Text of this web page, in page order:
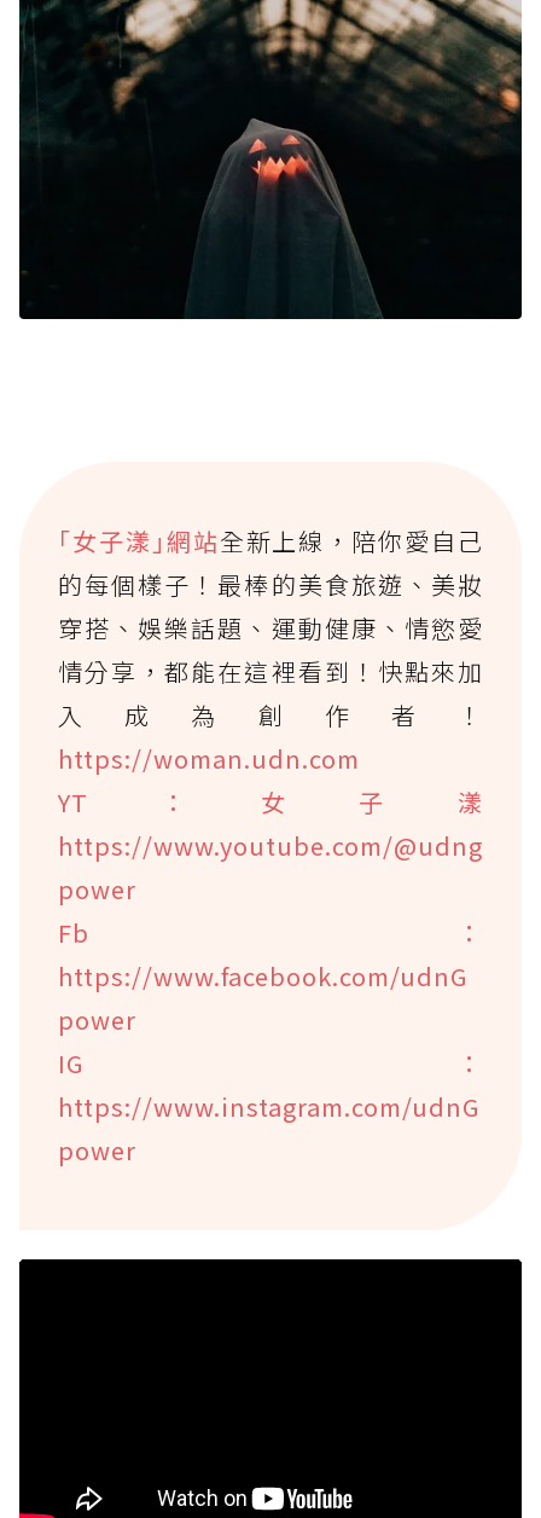
｢女子漾｣網站全新上線，陪你愛自己
的每個樣子！最棒的美食旅遊、美妝
穿搭、娛樂話題、運動健康、情慾愛
情分享，都能在這裡看到！快點來加
入成為創作者！
https://woman.udn.com
YT：女子漾
https://www.youtube.com/@udng
power
Fb：
https://www.facebook.com/udnG
power
IG：
https://www.instagram.com/udnG
power